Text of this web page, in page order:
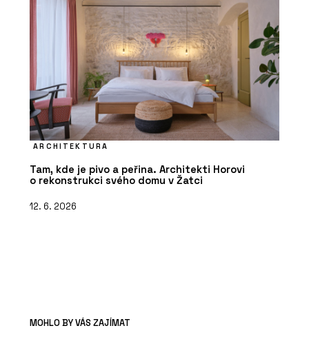
ARCHITEKTURA
Tam, kde je pivo a peřina. Architekti Horovi
o rekonstrukci svého domu v Žatci
12. 6. 2026
MOHLO BY VÁS ZAJÍMAT